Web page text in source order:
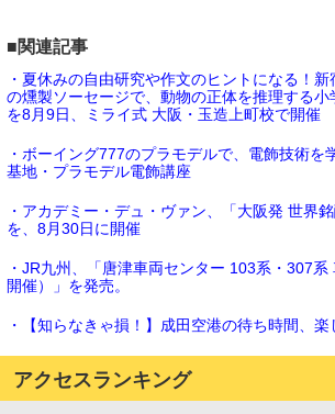
■関連記事
・夏休みの自由研究や作文のヒントになる！
の燻製ソーセージで、動物の正体を推理する小
を8月9日、ミライ式 大阪・玉造上町校で開催
・ボーイング777のプラモデルで、電飾技術を
基地・プラモデル電飾講座
・アカデミー・デュ・ヴァン、「大阪発 世界銘
を、8月30日に開催
・JR九州、「唐津車両センター 103系・307
開催）」を発売。
・【知らなきゃ損！】成田空港の待ち時間、
アクセスランキング